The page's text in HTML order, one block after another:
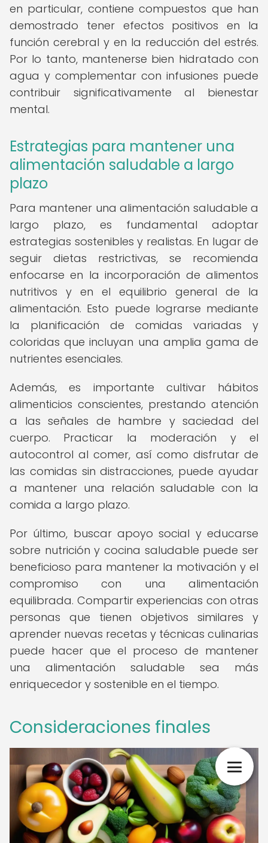
en particular, contiene compuestos que han
demostrado tener efectos positivos en la
función cerebral y en la reducción del estrés.
Por lo tanto, mantenerse bien hidratado con
agua y complementar con infusiones puede
contribuir significativamente al bienestar
mental.
Estrategias para mantener una
alimentación saludable a largo
plazo
Para mantener una alimentación saludable a
largo plazo, es fundamental adoptar
estrategias sostenibles y realistas. En lugar de
seguir dietas restrictivas, se recomienda
enfocarse en la incorporación de alimentos
nutritivos y en el equilibrio general de la
alimentación. Esto puede lograrse mediante
la planificación de comidas variadas y
coloridas que incluyan una amplia gama de
nutrientes esenciales.
Además, es importante cultivar hábitos
alimenticios conscientes, prestando atención
a las señales de hambre y saciedad del
cuerpo. Practicar la moderación y el
autocontrol al comer, así como disfrutar de
las comidas sin distracciones, puede ayudar
a mantener una relación saludable con la
comida a largo plazo.
Por último, buscar apoyo social y educarse
sobre nutrición y cocina saludable puede ser
beneficioso para mantener la motivación y el
compromiso con una alimentación
equilibrada. Compartir experiencias con otras
personas que tienen objetivos similares y
aprender nuevas recetas y técnicas culinarias
puede hacer que el proceso de mantener
una alimentación saludable sea más
enriquecedor y sostenible en el tiempo.
Consideraciones finales